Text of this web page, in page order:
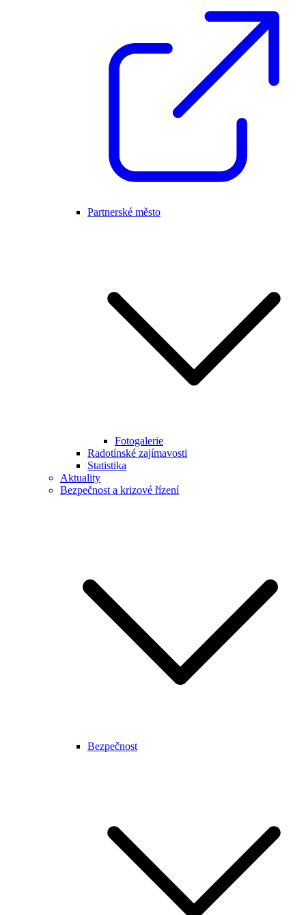
Partnerské město
Fotogalerie
Radotínské zajímavosti
Statistika
Aktuality
Bezpečnost a krizové řízení
Bezpečnost